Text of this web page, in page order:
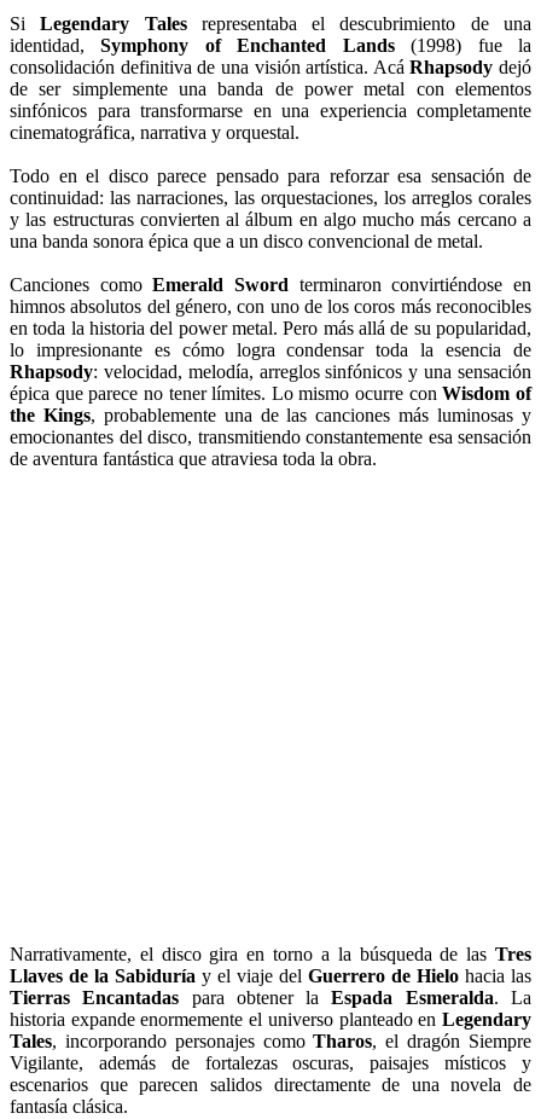
SiLegendary Talesrepresentaba el descubrimiento de una
identidad,Symphony of Enchanted Lands(1998) fue la
consolidación definitiva de una visión artística. AcáRhapsody dejó
de ser simplemente una banda de power metal con elementos
sinfónicos para transformarse en una experiencia completamente
cinematográfica, narrativa y orquestal.
Todo en el disco parece pensado para reforzar esa sensación de
continuidad: las narraciones, las orquestaciones, los arreglos corales
y las estructuras convierten al álbum en algo mucho más cercano a
una banda sonora épica que a un disco convencional de metal.
Canciones comoEmerald Sword terminaron convirtiéndose en
himnos absolutos del género, con uno de los coros más reconocibles
en toda la historia del power metal. Pero más allá de su popularidad,
lo impresionante es cómo logra condensar toda la esencia de
Rhapsody: velocidad, melodía, arreglos sinfónicos y una sensación
épica que parece no tener límites. Lo mismo ocurre conWisdom of
the Kings, probablemente una de las canciones más luminosas y
emocionantes del disco, transmitiendo constantemente esa sensación
de aventura fantástica que atraviesa toda la obra.
Narrativamente, el disco gira en torno a la búsqueda de las Tres
Llaves de la Sabiduría y el viaje del Guerrero de Hielo hacia las
Tierras Encantadas para obtener laEspada Esmeralda. La
historia expande enormemente el universo planteado en Legendary
Tales, incorporando personajes comoTharos, el dragón Siempre
Vigilante, además de fortalezas oscuras, paisajes místicos y
escenarios que parecen salidos directamente de una novela de
fantasía clásica.